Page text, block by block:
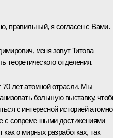
правильный, я согласен с Вами.
меня зовут Титова
теоретического отделения.
лет атомной отрасли. Мы
большую выставку,
с интересной историей
с современными достижениями
как о мирных разработках, так